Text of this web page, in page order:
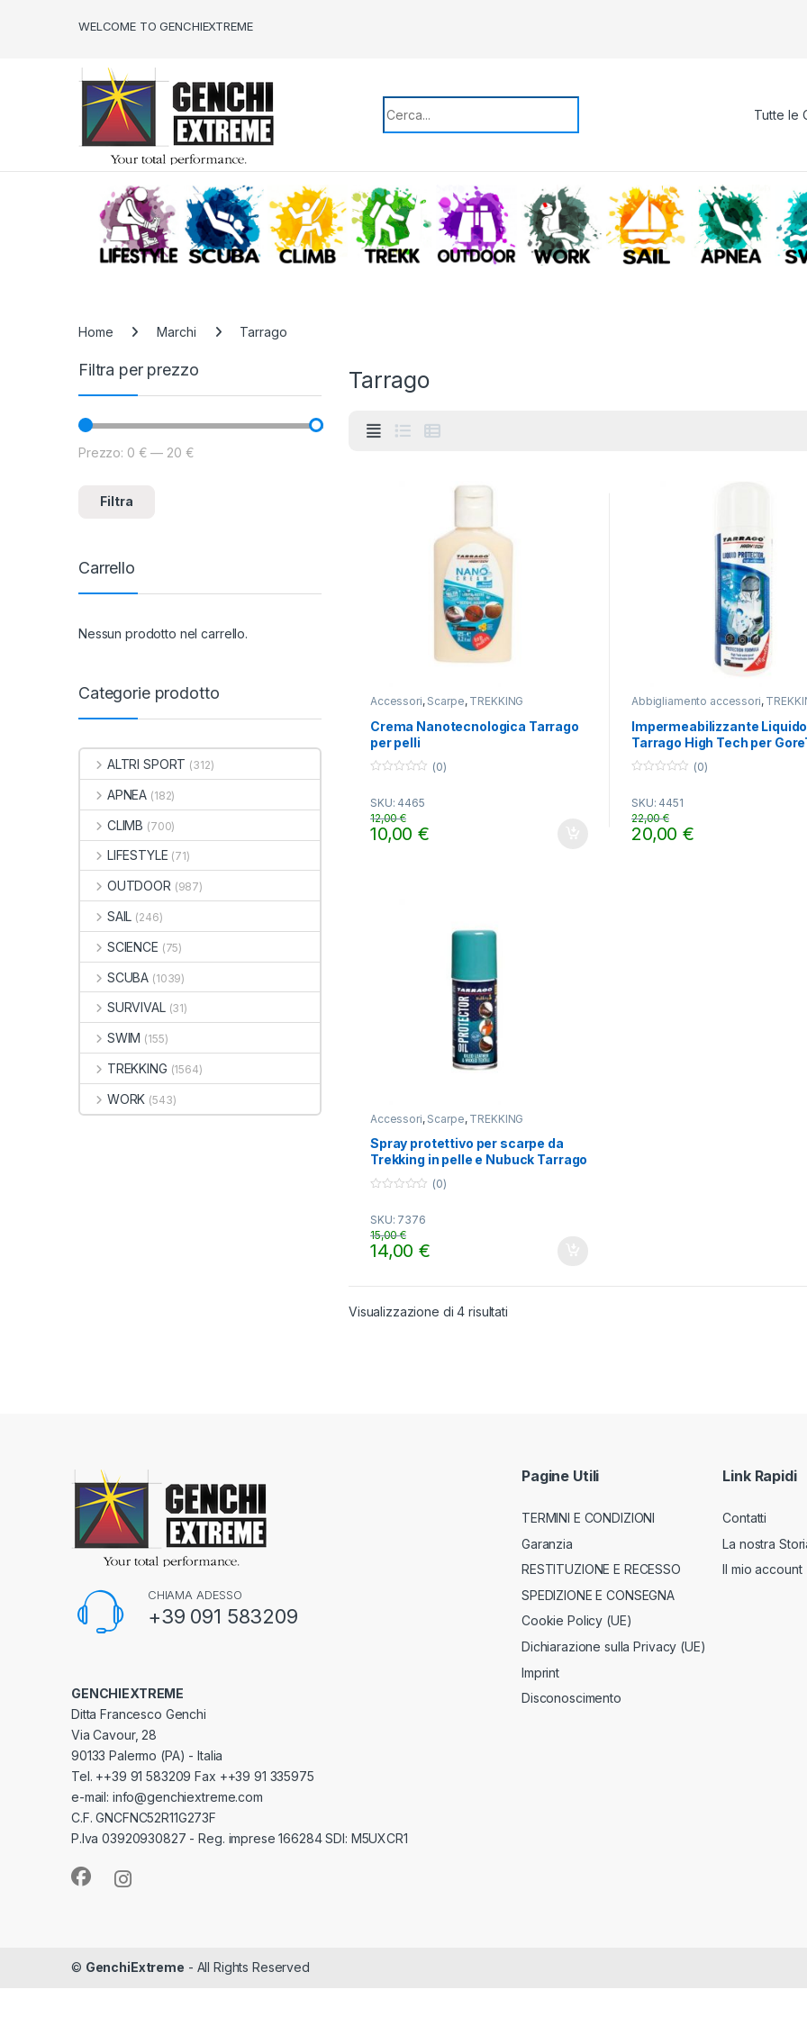
WELCOME TO GENCHIEXTREME
Search for:
LIFESTYLE SCUBA CLIMB TREKKING OUTDOOR WORK SAIL
Home Marchi Tarrago
Tarrago
Accessori, Scarpe, TREKKING
Crema Nanotecnologica Tarrago
per pelli
u
t
o
(0)
SKU: 4465
10,00€
12,00€
Abbigliamento accessori,
Impermeabilizzante Liquido
Tarrago High Tech per
250 ml.
u
t
o
f
(0)
SKU: 4451
20,00€
22,00€
Accessori, Scarpe, TREKKING
Spray protettivo per scarpe da
Trekking in pelle e Nubuck Tarrago
u
t
o
(0)
SKU: 7376
14,00€
15,00€
Visualizzazione di 4 risultati
Filtra per prezzo
Prezzo Min
Prezzo Max
Filtra
Prezzo: 0 € — 20 €
Carrello
Nessun prodotto nel carrello.
Categorie prodotto
ALTRI SPORT (312)
APNEA (182)
CLIMB (700)
LIFESTYLE (71)
OUTDOOR (987)
SAIL (246)
SCIENCE (75)
SCUBA (1039)
SURVIVAL (31)
SWIM (155)
TREKKING (1564)
WORK (543)
CHIAMA ADESSO
+39 091 583209
GENCHIEXTREME
Ditta Francesco Genchi
Via Cavour, 28
90133 Palermo (PA) - Italia
Tel. ++39 91 583209 Fax ++39 91 335975
e-mail: info@genchiextreme.com
C.F. GNCFNC52R11G273F
P.Iva 03920930827 - Reg. imprese 166284 SDI: M5UXCR1
Pagine Utili
TERMINI E CONDIZIONI
Garanzia
RESTITUZIONE E RECESSO
SPEDIZIONE E CONSEGNA
Cookie Policy (UE)
Dichiarazione sulla Privacy (UE)
Imprint
Disconoscimento
Link Rapidi
Contatti
La nostra
Il mio account
© GenchiExtreme - All Rights Reserved